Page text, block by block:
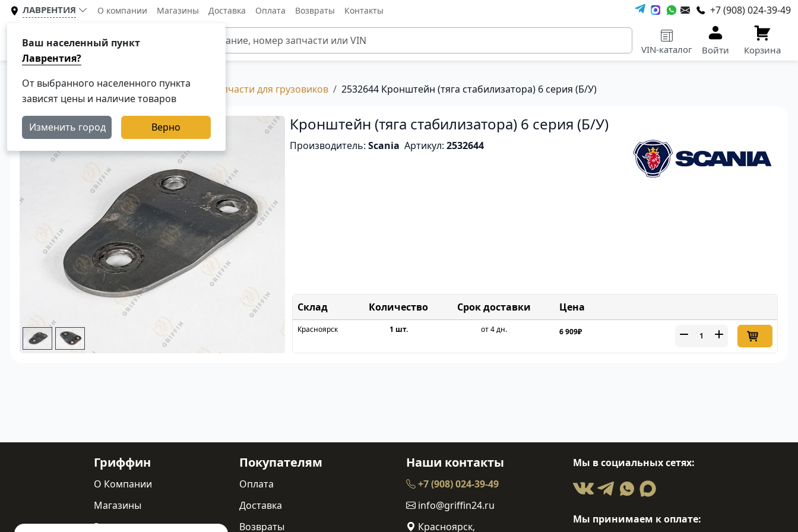
ЛАВРЕНТИЯ
Ваш населенный пункт
Лаврентия?
От выбранного населенного пункта
зависят цены и наличие товаров
Изменить город Верно
О компании Магазины Доставка Оплата Возвраты Контакты +7 (908) 024-39-49
Каталог
VIN-каталог Войти Корзина
Главная Каталог Разборка Скания, Б/У запчасти для грузовиков 2532644 Кронштейн (тяга стабилизатора) 6 серия (Б/У)
Кронштейн (тяга стабилизатора) 6 серия (Б/У)
Производитель:Scania Артикул:2532644
Склад Срок доставки Цена
Красноярск 1 шт. от 4 дн. 6 909₽
Гриффин
О Компании
Магазины
Реквизиты
Покупателям
Оплата
Доставка
Возвраты
Наши контакты
+7 (908) 024-39-49
info@griffin24.ru
Красноярск,
Мы в социальных сетях:
Мы принимаем к оплате: